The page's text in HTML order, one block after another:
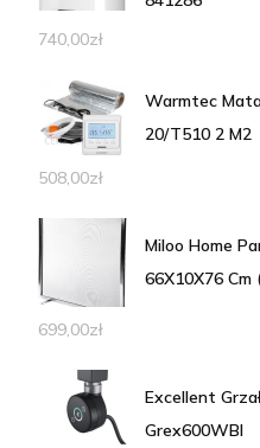
740,00zł
Warmtec
20/T510 2 M2
508,00zł
Miloo Home
66X10X76 Cm
699,00zł
Excellent
Grex600WBl